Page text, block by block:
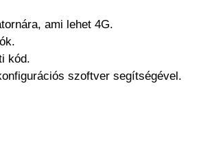
ami lehet 4G.
kód.
szoftver segítségével.